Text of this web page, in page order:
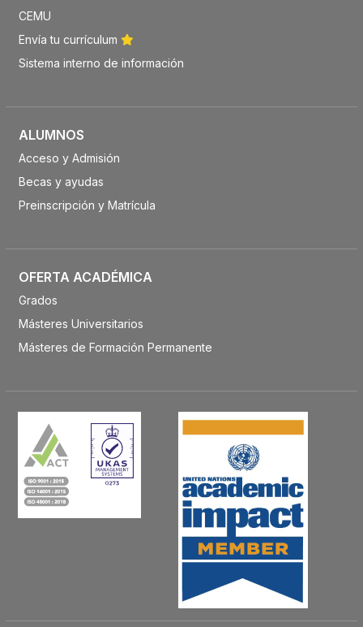
CEMU
Envía tu currículum
Sistema interno de información
ALUMNOS
Acceso y Admisión
Becas y ayudas
Preinscripción y Matrícula
OFERTA ACADÉMICA
Grados
Másteres Universitarios
Másteres de Formación Permanente